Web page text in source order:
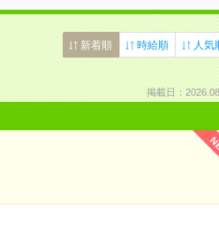
新着順 時給順 人気
掲載日：